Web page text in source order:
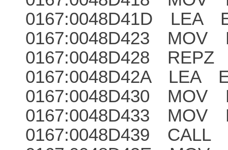
0167:0048D41D LEA
0167:0048D423 MOV
0167:0048D428 REPZ
0167:0048D42A LEA
0167:0048D430 MOV
0167:0048D433 MOV
0167:0048D439 CALL